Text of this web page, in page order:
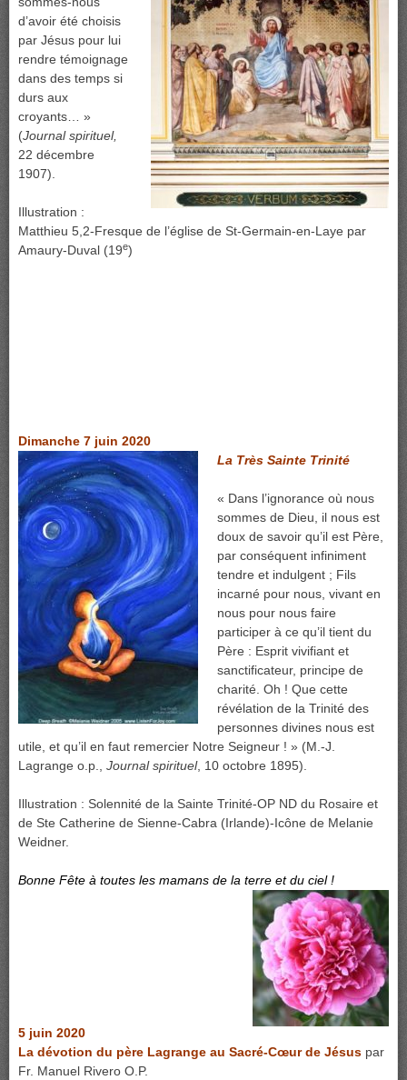
d’avoir été choisis
par Jésus pour lui
rendre témoignage
dans des temps si
durs aux
croyants… »
(Journal spirituel,
22 décembre
1907).
Illustration :
Matthieu 5,2-Fresque de l’église de St-Germain-en-Laye par
Amaury-Duval (19e)
Dimanche 7 juin 2020
La Très Sainte Trinité
« Dans l’ignorance où nous
sommes de Dieu, il nous est
doux de savoir qu’il est Père,
par conséquent infiniment
tendre et indulgent ; Fils
incarné pour nous, vivant en
nous pour nous faire
participer à ce qu’il tient du
Père : Esprit vivifiant et
sanctificateur, principe de
charité. Oh ! Que cette
révélation de la Trinité des
personnes divines nous est
utile, et qu’il en faut remercier Notre Seigneur ! » (M.-J.
Lagrange o.p., Journal spirituel, 10 octobre 1895).
Illustration : Solennité de la Sainte Trinité-OP ND du Rosaire et
de Ste Catherine de Sienne-Cabra (Irlande)-Icône de Melanie
Weidner.
Bonne Fête à toutes les mamans de la terre et du ciel !
5 juin 2020
La dévotion du père Lagrange au Sacré-Cœur de Jésus par
Fr. Manuel Rivero O.P.